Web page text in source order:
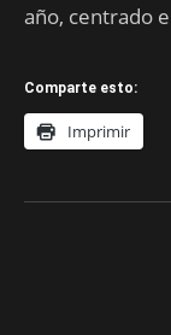
año, centrado
Comparte esto:
Imprimir